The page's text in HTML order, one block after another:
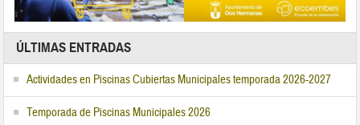
ÚLTIMAS ENTRADAS
Actividades en Piscinas Cubiertas Municipales temporada 2026-2027
Temporada de Piscinas Municipales 2026